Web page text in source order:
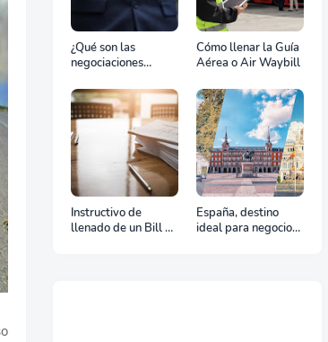
¿Qué son las
negociaciones
Cómo llenar la Guía
Aérea o Air Waybill
Instructivo de
llenado de un Bill of
España, destino
ideal para negocios